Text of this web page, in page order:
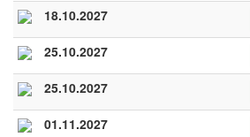
18.10.2027
25.10.2027
25.10.2027
01.11.2027